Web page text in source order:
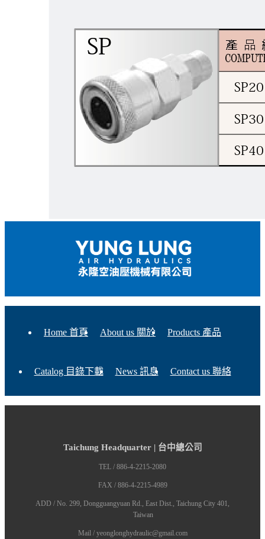
Home 首頁 About us 關於 Products 產品
Catalog 目錄下載 News 訊息 Contact us 聯絡
Taichung Headquarter | 台中總公司
TEL / 886-4-2215-2080
FAX / 886-4-2215-4989
ADD / No. 299, Dongguangyuan Rd., East Dist., Taichung City 401,
Taiwan
Mail / yeonglonghydraulic@gmail.com